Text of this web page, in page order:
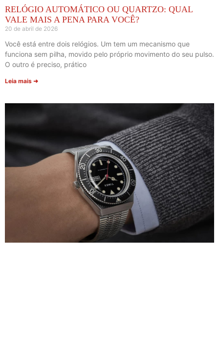
RELÓGIO AUTOMÁTICO OU QUARTZO: QUAL
VALE MAIS A PENA PARA VOCÊ?
20 de abril de 2026
Você está entre dois relógios. Um tem um mecanismo que
funciona sem pilha, movido pelo próprio movimento do seu pulso.
O outro é preciso, prático
Leia mais ➜